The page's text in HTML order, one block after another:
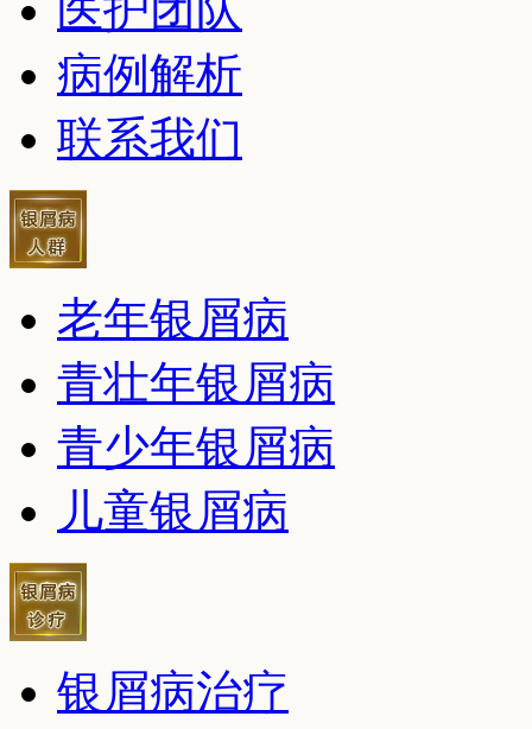
病例解析
联系我们
老年银屑病
青壮年银屑病
青少年银屑病
儿童银屑病
银屑病治疗